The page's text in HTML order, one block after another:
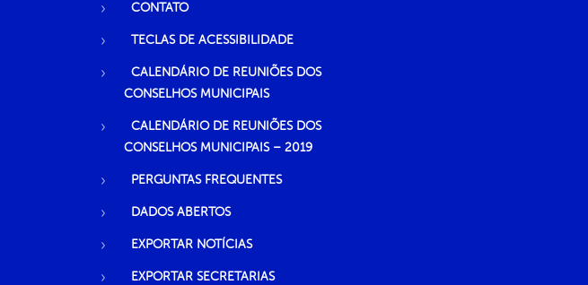
CONTATO
TECLAS DE ACESSIBILIDADE
CALENDÁRIO DE REUNIÕES DOS
CONSELHOS MUNICIPAIS
CALENDÁRIO DE REUNIÕES DOS
CONSELHOS MUNICIPAIS – 2019
PERGUNTAS FREQUENTES
DADOS ABERTOS
EXPORTAR NOTÍCIAS
EXPORTAR SECRETARIAS